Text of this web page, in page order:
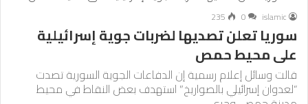
islamic
0
235
سوريا تعلن تصديها لضربات جوية إسرائيلية
على محيط حمص
قالت وسائل إعلام رسمية إن الدفاعات الجوية السورية تصدت
“لعدوان إسرائيلي بالصواريخ” استهدف بعض النقاط في محيط